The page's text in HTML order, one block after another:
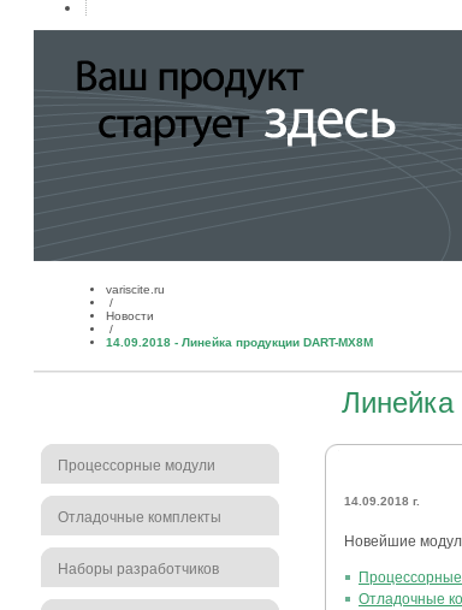
variscite.ru
/
Новости
/
14.09.2018 ‐ Линейка продукции DART-MX8M
Линейка
Процессорные модули
Отладочные комплекты
Наборы разработчиков
14.09.2018 г.
Новейшие
Отладочные